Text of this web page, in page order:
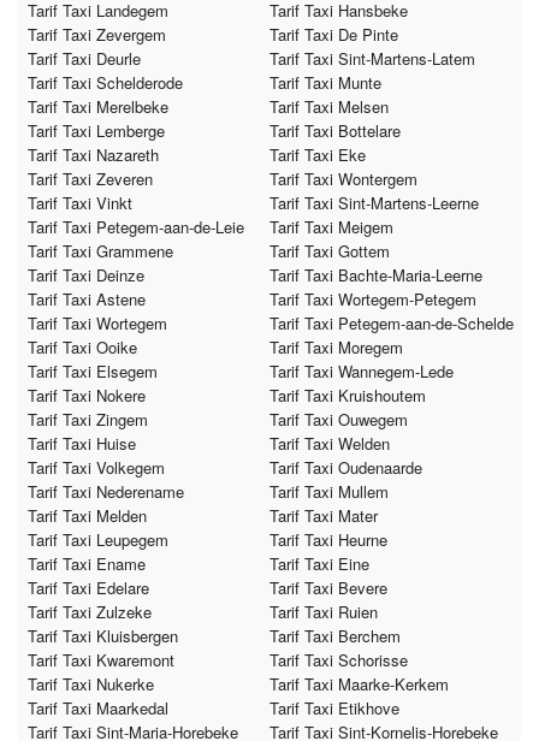
Tarif Taxi Landegem
Tarif Taxi Hansbeke
Tarif Taxi Zevergem
Tarif Taxi De Pinte
Tarif Taxi Deurle
Tarif Taxi Sint-Martens-Latem
Tarif Taxi Schelderode
Tarif Taxi Munte
Tarif Taxi Merelbeke
Tarif Taxi Melsen
Tarif Taxi Lemberge
Tarif Taxi Bottelare
Tarif Taxi Nazareth
Tarif Taxi Eke
Tarif Taxi Zeveren
Tarif Taxi Wontergem
Tarif Taxi Vinkt
Tarif Taxi Sint-Martens-Leerne
Tarif Taxi Petegem-aan-de-Leie
Tarif Taxi Meigem
Tarif Taxi Grammene
Tarif Taxi Gottem
Tarif Taxi Deinze
Tarif Taxi Bachte-Maria-Leerne
Tarif Taxi Astene
Tarif Taxi Wortegem-Petegem
Tarif Taxi Wortegem
Tarif Taxi Petegem-aan-de-Schelde
Tarif Taxi Ooike
Tarif Taxi Moregem
Tarif Taxi Elsegem
Tarif Taxi Wannegem-Lede
Tarif Taxi Nokere
Tarif Taxi Kruishoutem
Tarif Taxi Zingem
Tarif Taxi Ouwegem
Tarif Taxi Huise
Tarif Taxi Welden
Tarif Taxi Volkegem
Tarif Taxi Oudenaarde
Tarif Taxi Nederename
Tarif Taxi Mullem
Tarif Taxi Melden
Tarif Taxi Mater
Tarif Taxi Leupegem
Tarif Taxi Heurne
Tarif Taxi Ename
Tarif Taxi Eine
Tarif Taxi Edelare
Tarif Taxi Bevere
Tarif Taxi Zulzeke
Tarif Taxi Ruien
Tarif Taxi Kluisbergen
Tarif Taxi Berchem
Tarif Taxi Kwaremont
Tarif Taxi Schorisse
Tarif Taxi Nukerke
Tarif Taxi Maarke-Kerkem
Tarif Taxi Maarkedal
Tarif Taxi Etikhove
Tarif Taxi Sint-Maria-Horebeke
Tarif Taxi Sint-Kornelis-Horebeke